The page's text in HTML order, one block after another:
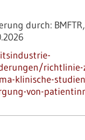
durch: BMFTR,
richtlinie-
klinische-
von-